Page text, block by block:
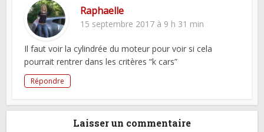
Raphaelle
15 septembre 2017 à 9 h 31 min
Il faut voir la cylindrée du moteur pour voir si cela
pourrait rentrer dans les critères “k cars”
Répondre
Laisser un commentaire